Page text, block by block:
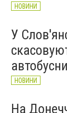
НОВИНИ
У
НОВИНИ
На